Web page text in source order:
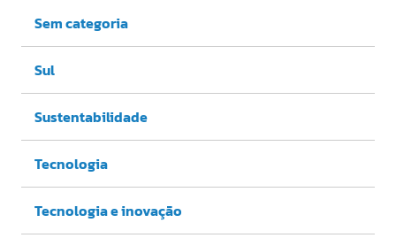
Sem categoria
Sul
Sustentabilidade
Tecnologia
Tecnologia e inovação